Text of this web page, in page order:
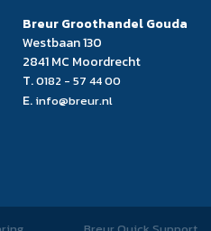
Breur Groothandel Gouda
Westbaan 130
2841 MC Moordrecht
T.0182 - 57 44 00
E. info@breur.nl